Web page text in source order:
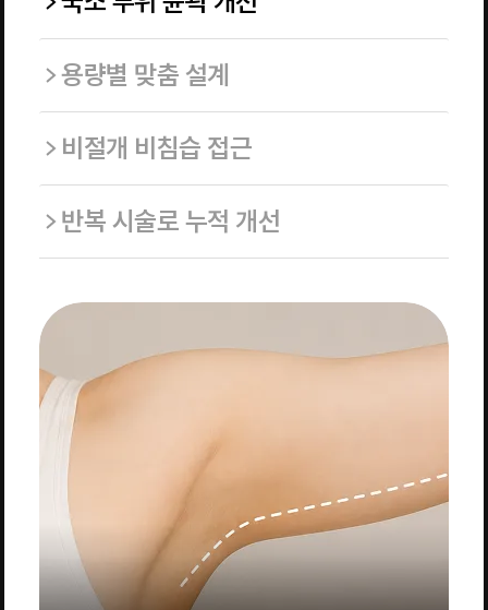
용량별 맞춤 설계
비절개 비침습 접근
반복 시술로 누적 개선